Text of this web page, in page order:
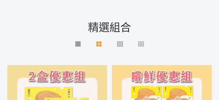
精選組合